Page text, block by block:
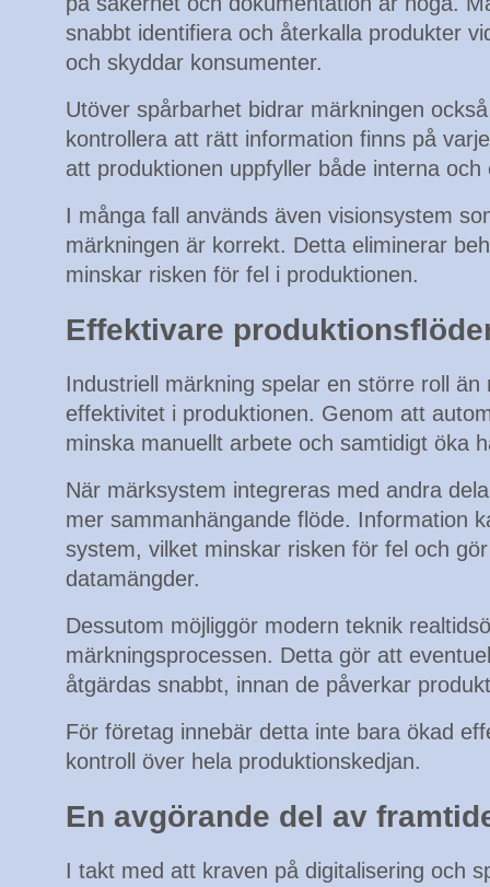
snabbt identifiera och återkalla produkter
och skyddar konsumenter.
Utöver spårbarhet bidrar märkningen
kontrollera att rätt information finns på
att produktionen uppfyller både interna och
I många fall används även visionsystem
märkningen är korrekt. Detta eliminerar
minskar risken för fel i produktionen.
Effektivare
Industriell märkning spelar en större roll
effektivitet i produktionen. Genom att
minska manuellt arbete och samtidigt öka
När märksystem integreras med andra
mer sammanhängande flöde. Information
system, vilket minskar risken för fel och
datamängder.
Dessutom möjliggör modern teknik
märkningsprocessen. Detta gör att
åtgärdas snabbt, innan de påverkar
För företag innebär detta inte bara ökad
kontroll över hela produktionskedjan.
En avgörande del av
I takt med att kraven på digitalisering och